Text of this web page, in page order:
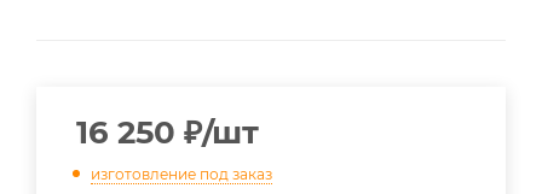
16 250 ₽/шт
изготовление под заказ